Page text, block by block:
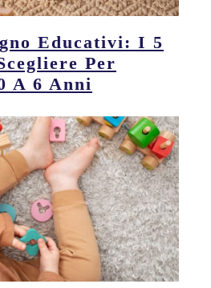
Educativi: I 5
Per
A 6 Anni